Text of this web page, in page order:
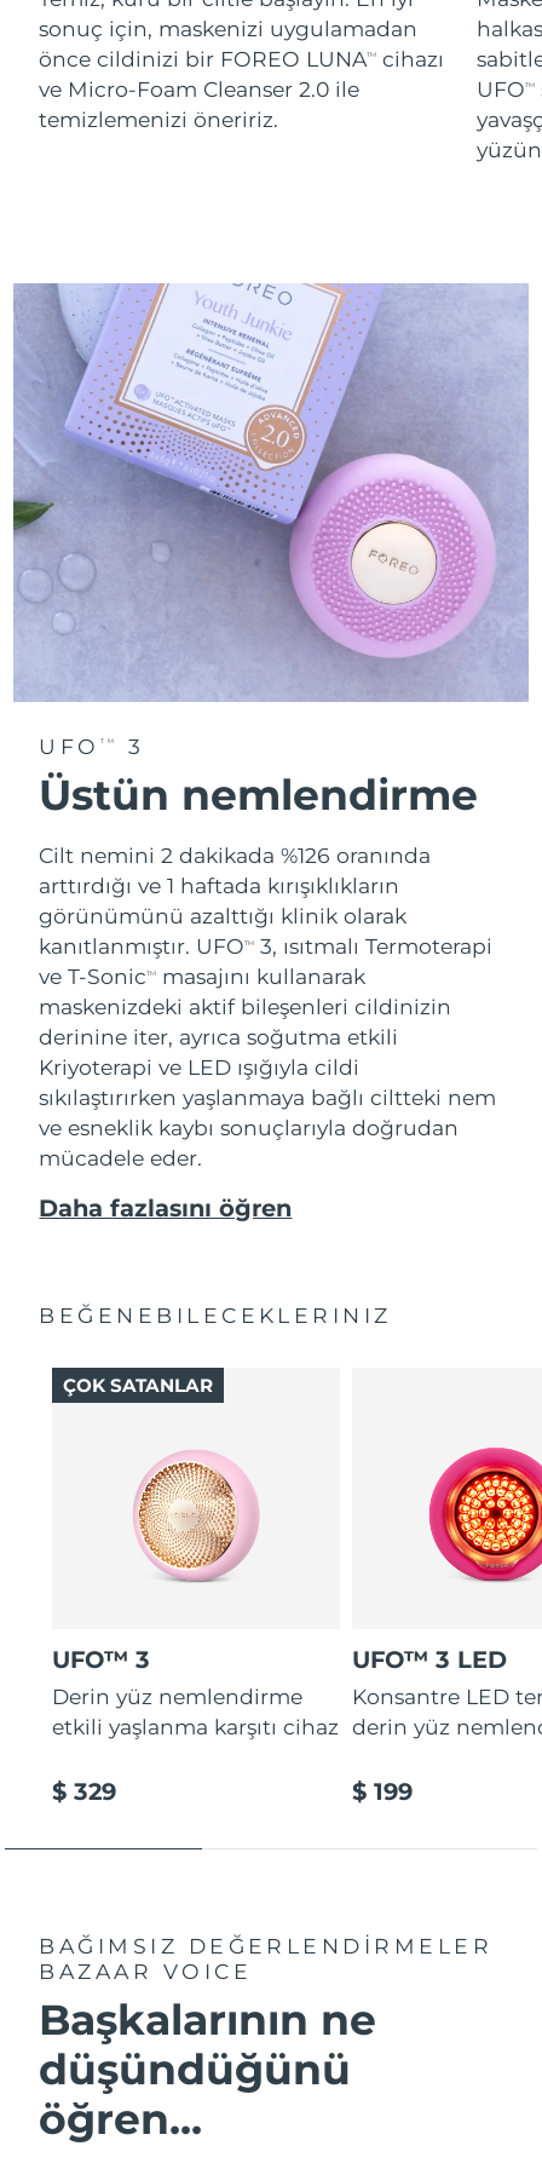
sonuç için, maskenizi uygulamadan
önce cildinizi bir FOREO LUNATM
cihazı
ve Micro-Foam Cleanser 2.0 ile
temizlemenizi öneririz.
UFOTM
UFO TM 3
Üstün nemlendirme
Cilt nemini 2 dakikada %126 oranında
arttırdığı ve 1 haftada kırışıklıkların
görünümünü azalttığı klinik olarak
kanıtlanmıştır. UFOTM
3, ısıtmalı Termoterapi
ve T-SonicTM
masajını kullanarak
maskenizdeki aktif bileşenleri cildinizin
derinine iter, ayrıca soğutma etkili
Kriyoterapi ve LED ışığıyla cildi
sıkılaştırırken yaşlanmaya bağlı ciltteki nem
ve esneklik kaybı sonuçlarıyla doğrudan
mücadele eder.
Daha fazlasını öğren
BEĞENEBILECEKLERINIZ
UFO™ 3
Derin yüz nemlendirme
etkili yaşlanma karşıtı cihaz
$ 329
ÇOK SATANLAR
UFO™ 3 LED
Konsantre LED
derin yüz
$ 199
BAĞIMSIZ DEĞERLENDİRMELER
BAZAAR VOICE
Başkalarının ne
düşündüğünü
öğren...